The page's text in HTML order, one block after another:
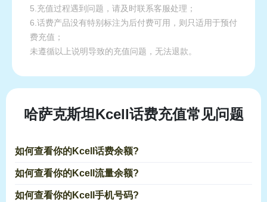
5.充值过程遇到问题，请及时联系客服处理；
6.话费产品没有特别标注为后付费可用，则只适用于预付
费充值；
未遵循以上说明导致的充值问题，无法退款。
哈萨克斯坦Kcell话费充值常见问题
如何查看你的Kcell话费余额?
如何查看你的Kcell流量余额?
如何查看你的Kcell手机号码?